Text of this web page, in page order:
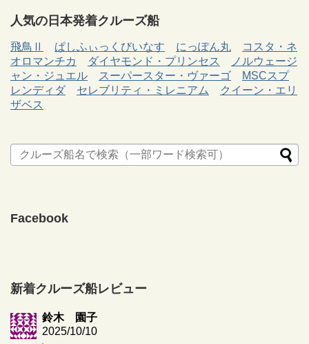
人気の日本発着クルーズ船
飛鳥Ⅱ ぱしふぃっくびいなす にっぽん丸
コスタ・ネ
オロマンチカ
ダイヤモンド・プリンセス
ノルウェージ
ャン・ジュエル
スーパースター・ヴァーゴ
MSCスプ
レンディダ
セレブリティ・ミレニアム
クイーン・エリ
ザベス
Facebook
新着クルーズ船レビュー
鈴木 園子
2025/10/10